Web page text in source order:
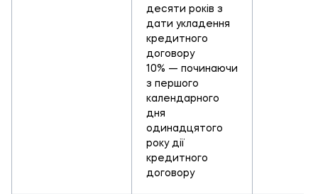
десяти років з
дати укладення
кредитного
договору
10% — починаючи
з першого
календарного
дня
одинадцятого
року дії
кредитного
договору